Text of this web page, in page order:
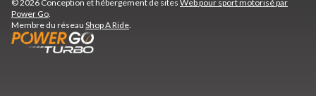
© 2026 Conception et hébergement de sites Web pour sport motorisé par
Power Go.
Membre du réseau Shop A Ride.